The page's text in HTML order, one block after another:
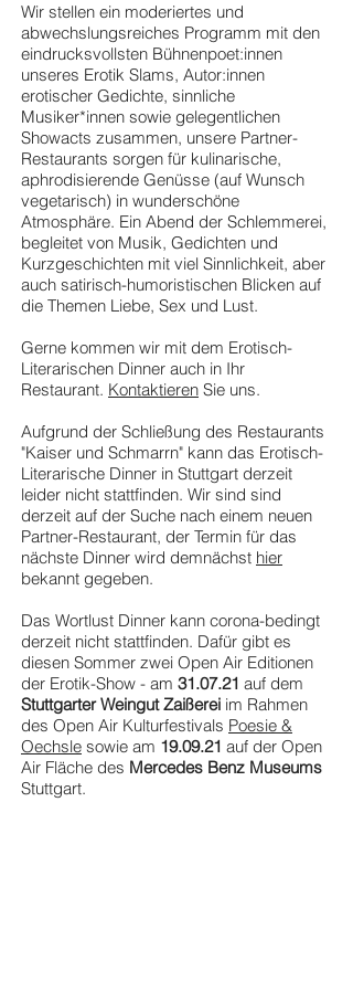
Wir stellen ein moderiertes und
abwechslungsreiches Programm mit den
eindrucksvollsten Bühnenpoet:innen
unseres Erotik Slams, Autor:innen
erotischer Gedichte, sinnliche
Musiker*innen sowie gelegentlichen
Showacts zusammen, unsere Partner-
Restaurants sorgen für kulinarische,
aphrodisierende Genüsse (auf Wunsch
vegetarisch) in wunderschöne
Atmosphäre. Ein Abend der Schlemmerei,
begleitet von Musik, Gedichten und
Kurzgeschichten mit viel Sinnlichkeit, aber
auch satirisch-humoristischen Blicken auf
die Themen Liebe, Sex und Lust.
Gerne kommen wir mit dem Erotisch-
Literarischen Dinner auch in Ihr
Restaurant. Kontaktieren Sie uns.
Aufgrund der Schließung des Restaurants
"Kaiser und Schmarrn" kann das Erotisch-
Literarische Dinner in Stuttgart derzeit
leider nicht stattfinden. Wir sind sind
derzeit auf der Suche nach einem neuen
Partner-Restaurant, der Termin für das
nächste Dinner wird demnächst hier
bekannt gegeben.
Das Wortlust Dinner kann corona-bedingt
derzeit nicht stattfinden. Dafür gibt es
diesen Sommer zwei Open Air Editionen
der Erotik-Show - am 31.07.21 auf dem
Stuttgarter Weingut Zaißerei im Rahmen
des Open Air Kulturfestivals Poesie &
Oechsle sowie am 19.09.21 auf der Open
Air Fläche des Mercedes Benz Museums
Stuttgart.